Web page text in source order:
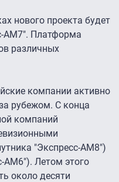
нового проекта будет
АМ7". Платформа
различных
компании активно
рубежом. С конца
компаний
"Экспресс-АМ8")
АМ6"). Летом этого
около десяти